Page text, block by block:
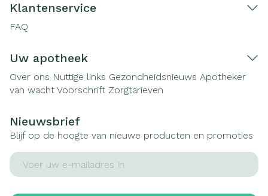
Klantenservice
FAQ
Uw apotheek
Over ons Nuttige links Gezondheidsnieuws Apotheker
van wacht Voorschrift Zorgtarieven
Nieuwsbrief
Blijf op de hoogte van nieuwe producten en promoties
E-mail adres